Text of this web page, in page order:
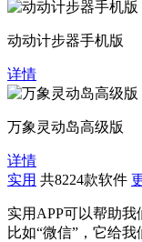
动动计步器手机版
详情
万象灵动岛高级版
详情
实用 共8224款软件
实用APP可以帮助我
比如“微信”，它给